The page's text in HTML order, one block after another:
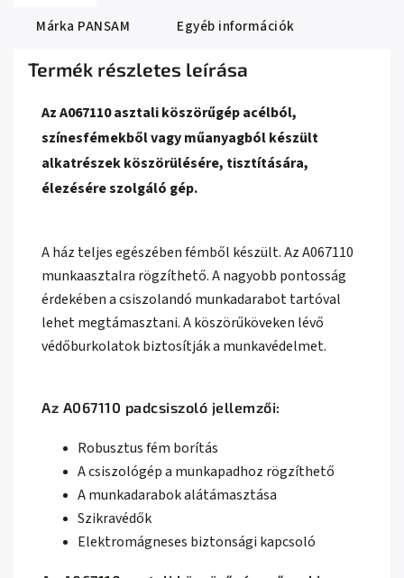
Márka PANSAM Egyéb információk
Termék részletes leírása
Az A067110 asztali köszörűgép acélból,
színesfémekből vagy műanyagból készült
alkatrészek köszörülésére, tisztítására,
élezésére szolgáló gép.
A ház teljes egészében fémből készült. Az A067110
munkaasztalra rögzíthető. A nagyobb pontosság
érdekében a csiszolandó munkadarabot tartóval
lehet megtámasztani. A köszörűköveken lévő
védőburkolatok biztosítják a munkavédelmet.
Az A067110 padcsiszoló jellemzői:
Robusztus fém borítás
A csiszológép a munkapadhoz rögzíthető
A munkadarabok alátámasztása
Szikravédők
Elektromágneses biztonsági kapcsoló